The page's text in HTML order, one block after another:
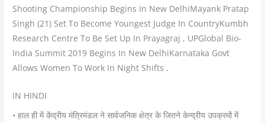
Shooting Championship Begins In New DelhiMayank Pratap
Singh (21) Set To Become Youngest Judge In CountryKumbh
Research Centre To Be Set Up In Prayagraj , UPGlobal Bio-
India Summit 2019 Begins In New DelhiKarnataka Govt
Allows Women To Work In Night Shifts .
IN HINDI
• हाल ही में केंद्रीय मंत्रिमंडल ने सार्वजनिक क्षेत्र के जितने केन्द्रीय उपक्रमों में